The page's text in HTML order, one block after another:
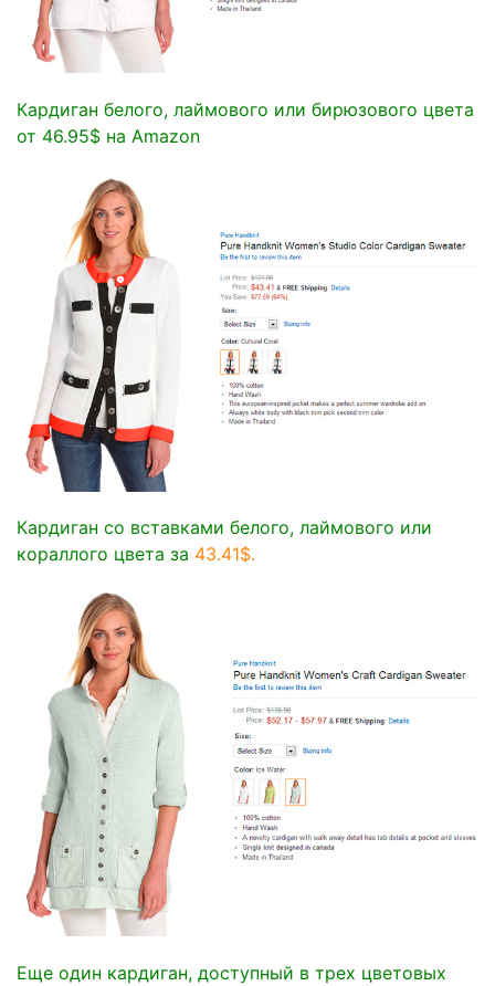
Кардиган белого, лаймового или бирюзового цвета
от 46.95$ на Amazon
Кардиган со вставками белого, лаймового или
кораллого цвета за 43.41$.
Еще один кардиган, доступный в трех цветовых